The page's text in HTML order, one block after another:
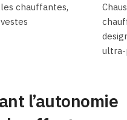
chauffantes,
l’autonomie